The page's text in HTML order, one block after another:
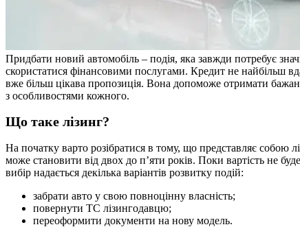
Придбати новий автомобіль – подія, яка завжди потребує
скористатися фінансовими послугами. Кредит не найбільш
вже більш цікава пропозиція. Вона допоможе отримати
з особливостями кожного.​
Що таке лізинг?
​На початку варто розібратися в тому, що представляє собою
може становити від двох до п’яти років. Поки вартість не
вибір надається декілька варіантів розвитку подій:
​забрати авто у свою повноцінну власність;
повернути ТС лізингодавцю;
переоформити документи на нову модель.